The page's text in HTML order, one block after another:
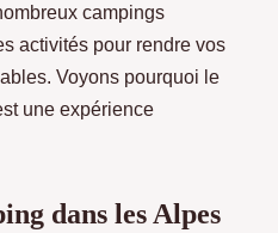
campings
activités pour rendre vos
Voyons pourquoi le
une expérience
dans les Alpes